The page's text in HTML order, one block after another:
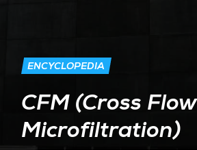
ENCYCLOPEDIA
CFM (Cross Flow
Microfiltration)